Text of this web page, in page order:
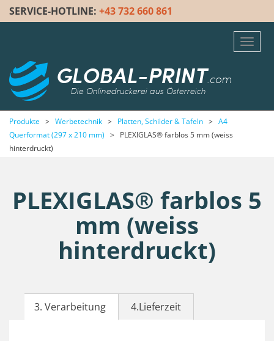
SERVICE-HOTLINE: +43 732 660 861
GLOBAL-PRINT.com
Die Onlinedruckerei aus Österreich
Produkte > Werbetechnik > Platten, Schilder & Tafeln > A4
Querformat (297 x 210 mm) >
PLEXIGLAS® farblos 5 mm (weiss
hinterdruckt)
PLEXIGLAS® farblos 5
mm (weiss
hinterdruckt)
3. Verarbeitung 4.Lieferzeit